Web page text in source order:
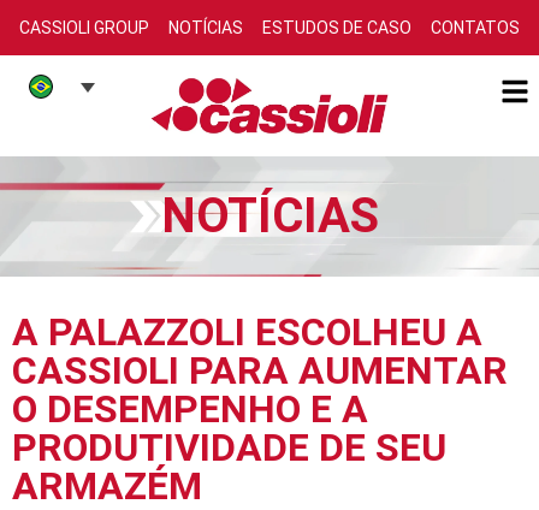
CASSIOLI GROUP NOTÍCIAS ESTUDOS DE CASO CONTATOS
NOTÍCIAS
A PALAZZOLI ESCOLHEU A
CASSIOLI PARA AUMENTAR
O DESEMPENHO E A
PRODUTIVIDADE DE SEU
ARMAZÉM